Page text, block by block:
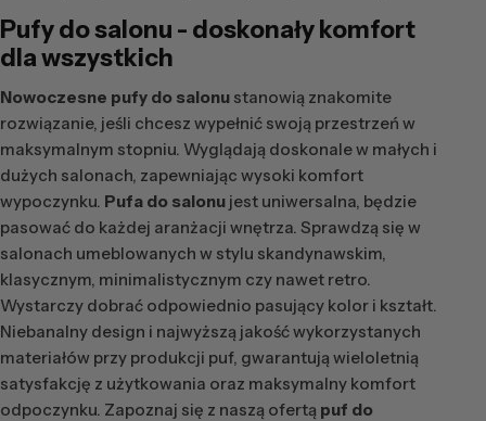
Pufy do salonu - doskonały komfort
dla wszystkich
Nowoczesne pufy do salonu stanowią znakomite
rozwiązanie, jeśli chcesz wypełnić swoją przestrzeń w
maksymalnym stopniu. Wyglądają doskonale w małych i
dużych salonach, zapewniając wysoki komfort
wypoczynku. Pufa do salonu jest uniwersalna, będzie
pasować do każdej aranżacji wnętrza. Sprawdzą się w
salonach umeblowanych w stylu skandynawskim,
klasycznym, minimalistycznym czy nawet retro.
Wystarczy dobrać odpowiednio pasujący kolor i kształt.
Niebanalny design i najwyższą jakość wykorzystanych
materiałów przy produkcji puf, gwarantują wieloletnią
satysfakcję z użytkowania oraz maksymalny komfort
odpoczynku. Zapoznaj się z naszą ofertą puf do